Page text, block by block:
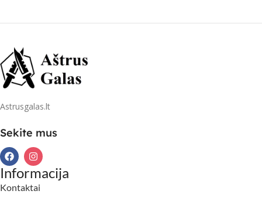
Astrusgalas.lt
Sekite mus
Informacija
Kontaktai